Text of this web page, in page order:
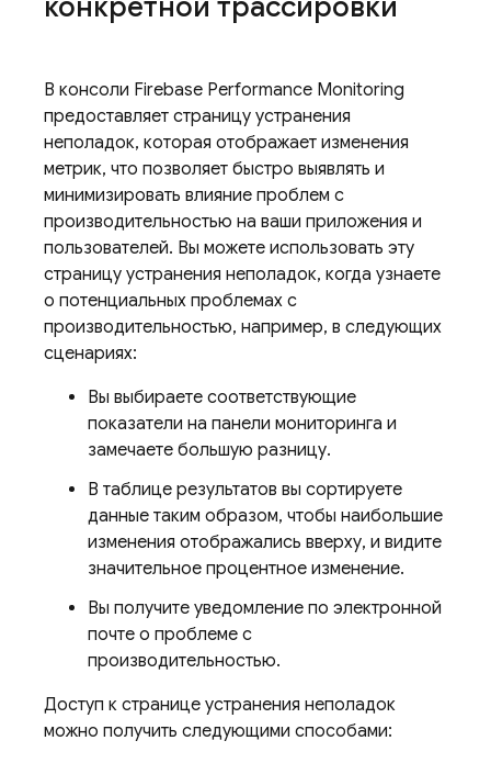
В консоли Firebase Performance Monitoring
предоставляет страницу устранения
неполадок, которая отображает изменения
метрик, что позволяет быстро выявлять и
минимизировать влияние проблем с
производительностью на ваши приложения и
пользователей. Вы можете использовать эту
страницу устранения неполадок, когда узнаете
о потенциальных проблемах с
производительностью, например, в следующих
сценариях:
Вы выбираете соответствующие
показатели на панели мониторинга и
замечаете большую разницу.
В таблице результатов вы сортируете
данные таким образом, чтобы наибольшие
изменения отображались вверху, и видите
значительное процентное изменение.
Вы получите уведомление по электронной
почте о проблеме с
производительностью.
Доступ к странице устранения неполадок
можно получить следующими способами: